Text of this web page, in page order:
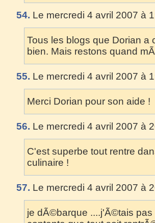
54. Le mercredi 4 avril 2007 à
Tous les blogs que Dorian
bien. Mais restons quand
55. Le mercredi 4 avril 2007 à
Merci Dorian pour son aide !
56. Le mercredi 4 avril 2007 à
C'est superbe tout rentre
culinaire !
57. Le mercredi 4 avril 2007 à
je dÃ©barque ....j'Ã©tais